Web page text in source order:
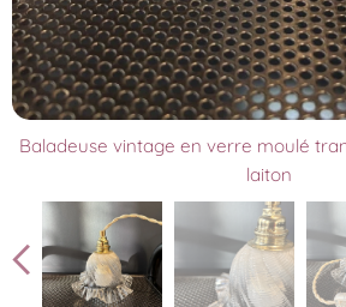
Baladeuse vintage en verre moulé
laiton